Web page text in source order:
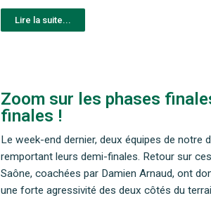
Lire la suite...
Zoom sur les phases
finales !
Le week-end dernier, deux équipes de
remportant leurs demi-finales. Retour sur
Saône, coachées par Damien Arnaud, ont
une forte agressivité des deux côtés du